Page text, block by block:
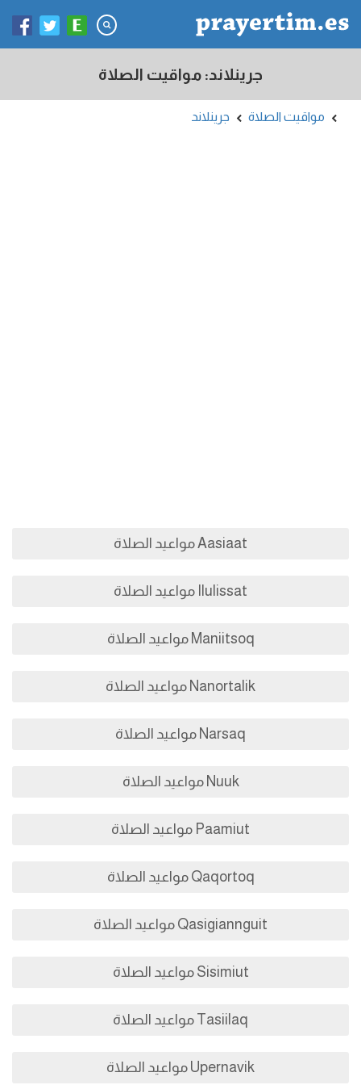
جرينلاند: مواقيت الصلاة
مواقيت الصلاة جرينلاند
Aasiaat مواعيد الصلاة
Ilulissat مواعيد الصلاة
Maniitsoq مواعيد الصلاة
Nanortalik مواعيد الصلاة
Narsaq مواعيد الصلاة
Nuuk مواعيد الصلاة
Paamiut مواعيد الصلاة
Qaqortoq مواعيد الصلاة
Qasigiannguit مواعيد الصلاة
Sisimiut مواعيد الصلاة
Tasiilaq مواعيد الصلاة
Upernavik مواعيد الصلاة